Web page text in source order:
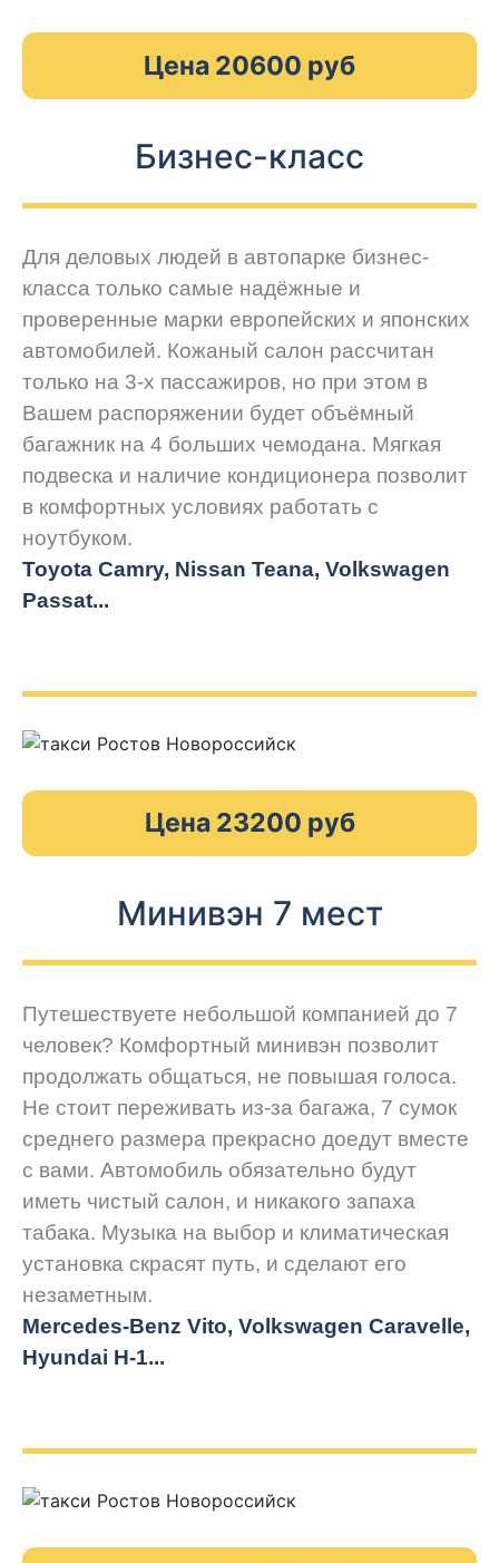
Цена 20600 руб
Бизнес-класс
Для деловых людей в автопарке бизнес-
класса только самые надёжные и
проверенные марки европейских и японских
автомобилей. Кожаный салон рассчитан
только на 3-х пассажиров, но при этом в
Вашем распоряжении будет объёмный
багажник на 4 больших чемодана. Мягкая
подвеска и наличие кондиционера позволит
в комфортных условиях работать с
ноутбуком.
Toyota Camry, Nissan Teana, Volkswagen
Passat...
Цена 23200 руб
Минивэн 7 мест
Путешествуете небольшой компанией до 7
человек? Комфортный минивэн позволит
продолжать общаться, не повышая голоса.
Не стоит переживать из-за багажа, 7 сумок
среднего размера прекрасно доедут вместе
с вами. Автомобиль обязательно будут
иметь чистый салон, и никакого запаха
табака. Музыка на выбор и климатическая
установка скрасят путь, и сделают его
незаметным.
Mercedes-Benz Vito, Volkswagen Caravelle,
Hyundai H-1...